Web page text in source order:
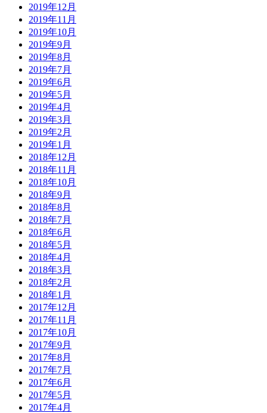
2019年12月
2019年11月
2019年10月
2019年9月
2019年8月
2019年7月
2019年6月
2019年5月
2019年4月
2019年3月
2019年2月
2019年1月
2018年12月
2018年11月
2018年10月
2018年9月
2018年8月
2018年7月
2018年6月
2018年5月
2018年4月
2018年3月
2018年2月
2018年1月
2017年12月
2017年11月
2017年10月
2017年9月
2017年8月
2017年7月
2017年6月
2017年5月
2017年4月